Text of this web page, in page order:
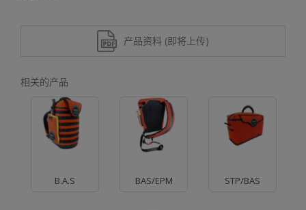
产品资料 (即将上传)
相关的产品
B.A.S BAS/EPM STP/BAS